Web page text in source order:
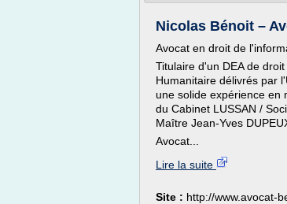
Nicolas Bénoit –
Avocat en droit de
Titulaire d'un DEA de
Humanitaire délivrés par
une solide expérience en
du Cabinet LUSSAN /
Maître Jean-Yves
Avocat...
Lire la suite
Site : http://www.avocat-